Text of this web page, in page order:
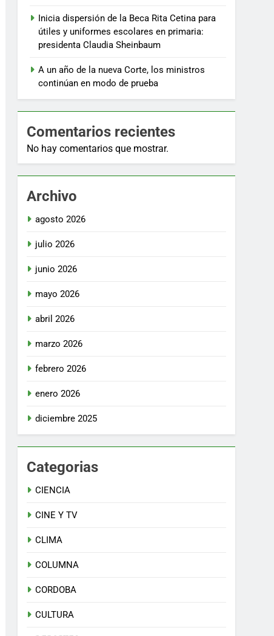
Inicia dispersión de la Beca Rita Cetina para
útiles y uniformes escolares en primaria:
presidenta Claudia Sheinbaum
A un año de la nueva Corte, los ministros
continúan en modo de prueba
Comentarios recientes
No hay comentarios que mostrar.
Archivo
agosto 2026
julio 2026
junio 2026
mayo 2026
abril 2026
marzo 2026
febrero 2026
enero 2026
diciembre 2025
Categorias
CIENCIA
CINE Y TV
CLIMA
COLUMNA
CORDOBA
CULTURA